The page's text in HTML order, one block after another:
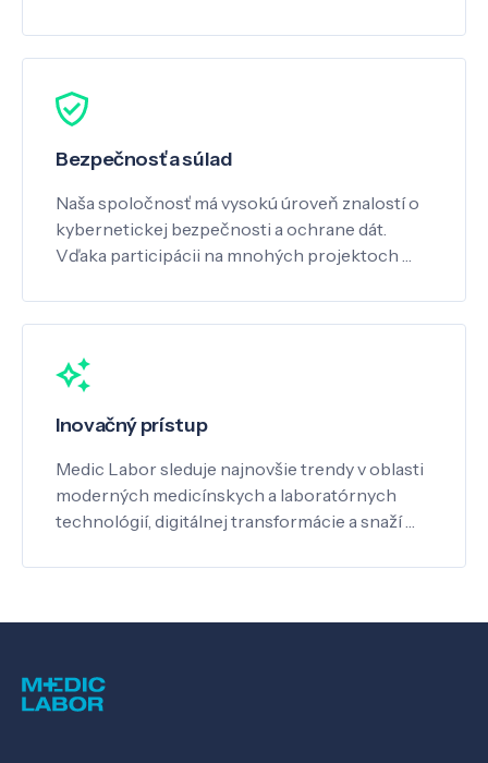
Bezpečnosť a súlad
Naša spoločnosť má vysokú úroveň znalostí o
kybernetickej bezpečnosti a ochrane dát.
Vďaka participácii na mnohých projektoch …
Inovačný prístup
Medic Labor sleduje najnovšie trendy v oblasti
moderných medicínskych a laboratórnych
technológií, digitálnej transformácie a snaží …